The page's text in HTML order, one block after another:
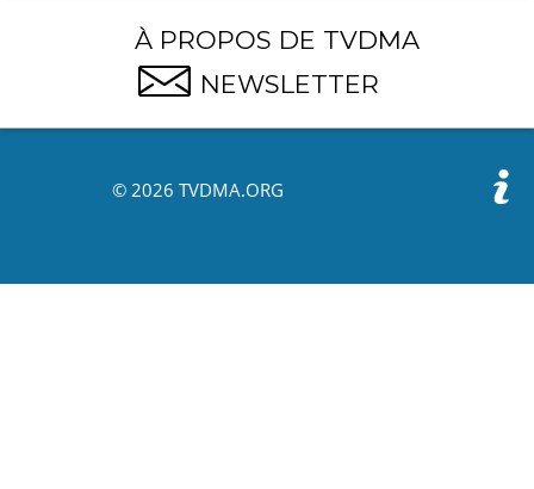
À PROPOS DE TVDMA
NEWSLETTER
© 2026 TVDMA.ORG